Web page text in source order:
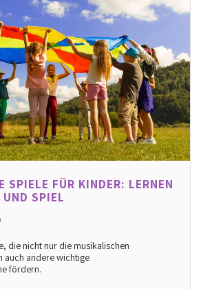
SPIELE FÜR KINDER: LERNEN
SPIEL
die nicht nur die musikalischen
auch andere wichtige
fördern.